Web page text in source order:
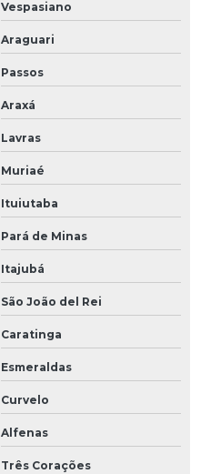
Vespasiano
Araguari
Passos
Araxá
Lavras
Muriaé
Ituiutaba
Pará de Minas
Itajubá
São João del Rei
Caratinga
Esmeraldas
Curvelo
Alfenas
Três Corações